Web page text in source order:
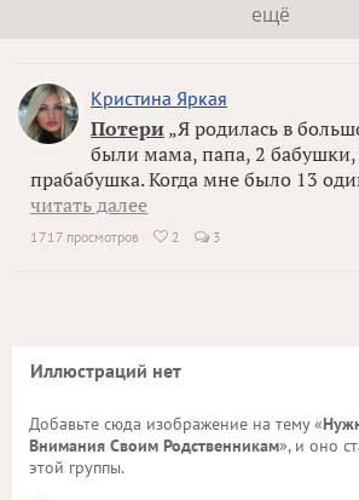
ещё
Кристина Яркая
Потери „Я родилась в
были мама, папа, 2
прабабушка. Когда мне было 13
читать далее
1717 просмотров  2 3
Иллюстраций нет
Добавьте сюда изображение на тему «
Внимания Своим Родственникам», и оно
этой группы.